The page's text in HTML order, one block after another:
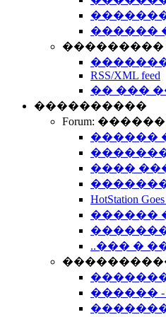
������
���������
RSS/XML feed
�� ���
����������
Forum:
������
����
HotStation
������
..��� �
����������
�������
������ -